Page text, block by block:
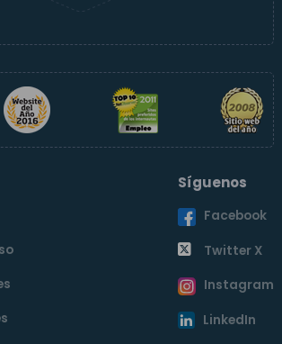
Síguenos
Facebook
Twitter X
Instagram
LinkedIn